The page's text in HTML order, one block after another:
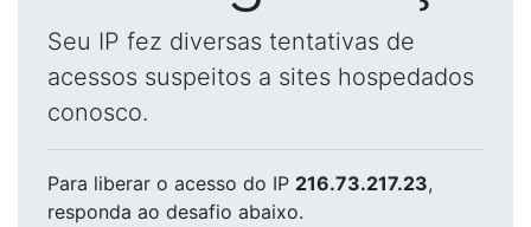
Seu IP fez diversas tentativas de
acessos suspeitos a sites hospedados
conosco.
Para liberar o acesso do IP 216.73.217.23,
responda ao desafio abaixo.